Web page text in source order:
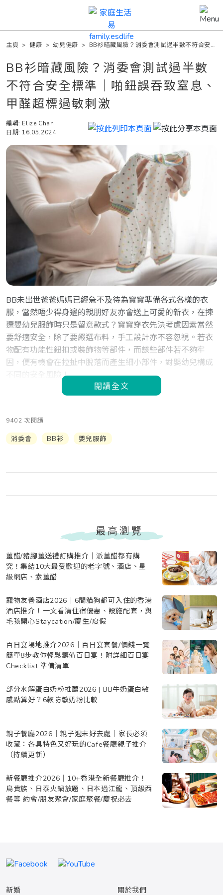
主頁 >健康 >幼兒健康 > BB衫暗藏風險？消委會測試過半數不符合安全
BB衫暗藏風險？消委會測試過半數
不符合安全標準｜啪鈕誤吞致窒息、
甲醛超標過敏剌激
編輯: Elize Chan
日期: 16.05.2024
BB未出世爸爸媽媽已經急不及待為寶寶準備各式各樣的衣
服，當然唔少得身邊的親朋好友亦會送上可愛的新衣，在揀
選嬰幼兒服飾時只是留意款式？寶寶穿衣先決考慮因素當然
要舒適安全，除了要嚴選布料，手工設計亦不容忽視。若衣
物配有功能性鈕扣或裝飾物等部件，而該些部件若不夠牢
固，便有機會在拉扯中脫落而產生細小部件，對嬰幼兒構成
不同的安全風險！
閱讀全文
9402 次閱讀
消委會 BB衫 嬰兒服飾
最高瀏覽
薑醋/豬腳薑送禮訂購推介｜派薑醋都有講
究！集結10大最受歡迎的老字號、酒店、星
級網店、素薑醋
寵物友善酒店2026｜6間貓狗都可入住的香港
酒店推介！一文看清住宿優惠、設施配套，與
毛孩開心Staycation/慶生/度假
百日宴場地推介2026｜百日宴套餐/價錢一覽
簡單8步教你輕鬆籌備百日宴！附詳細百日宴
Checklist 準備清單
部分水解蛋白奶粉推薦2026 | BB牛奶蛋白敏
感點算好？6款防敏奶粉比較
親子餐廳2026｜親子週末好去處｜家長必須
收藏：各具特色又好玩的Cafe餐廳親子推介
（持續更新）
新餐廳推介2026｜10+香港全新餐廳推介！
鳥貴族、日泰火鍋放題、日本過江龍、頂級西
餐等 約會/朋友聚會/家庭聚餐/慶祝必去
新婚 關於我們